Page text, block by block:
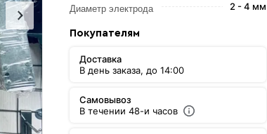
Диаметр электрода 2 - 4 мм
Покупателям
Доставка
В день заказа, до 14:00
Самовывоз
В течении 48-и часов